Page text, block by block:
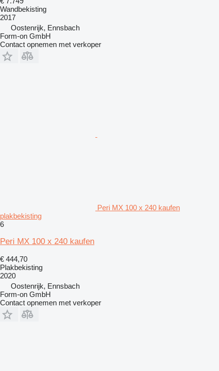
Wandbekisting
2017
Oostenrijk, Ennsbach
Form-on GmbH
Contact opnemen met verkoper
Peri MX 100 x 240 kaufen
plakbekisting
6
Peri MX 100 x 240 kaufen
€ 444,70
Plakbekisting
2020
Oostenrijk, Ennsbach
Form-on GmbH
Contact opnemen met verkoper